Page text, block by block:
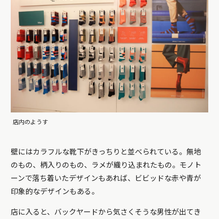
店内のようす
壁にはカラフルな靴下がきっちりと並べられている。無地
のもの、柄入りのもの、ラメが織り込まれたもの。モノト
ーンで落ち着いたデザインもあれば、ビビッドな赤や青が
印象的なデザインもある。
店に入ると、バックヤードから気さくそうな男性が出てき